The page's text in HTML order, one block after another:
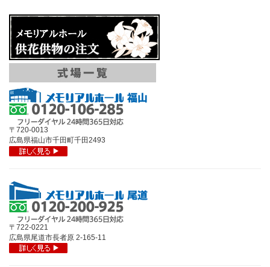
〒720-0013
広島県福山市千田町千田2493
〒722-0221
広島県尾道市長者原 2-165-11